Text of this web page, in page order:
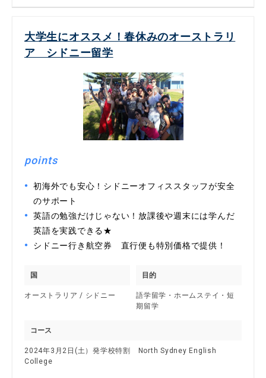
大学生にオススメ！春休みのオーストラリ
ア シドニー留学
points
初海外でも安心！シドニーオフィススタッフが安全
のサポート
英語の勉強だけじゃない！放課後や週末には学んだ
英語を実践できる★
シドニー行き航空券 直行便も特別価格で提供！
国
オーストラリア / シドニー
目的
語学留学・ホームステイ・短
期留学
コース
2024年3月2日(土）発学校特割 North Sydney English
College